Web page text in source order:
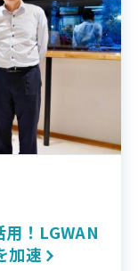
！LGWAN
加速